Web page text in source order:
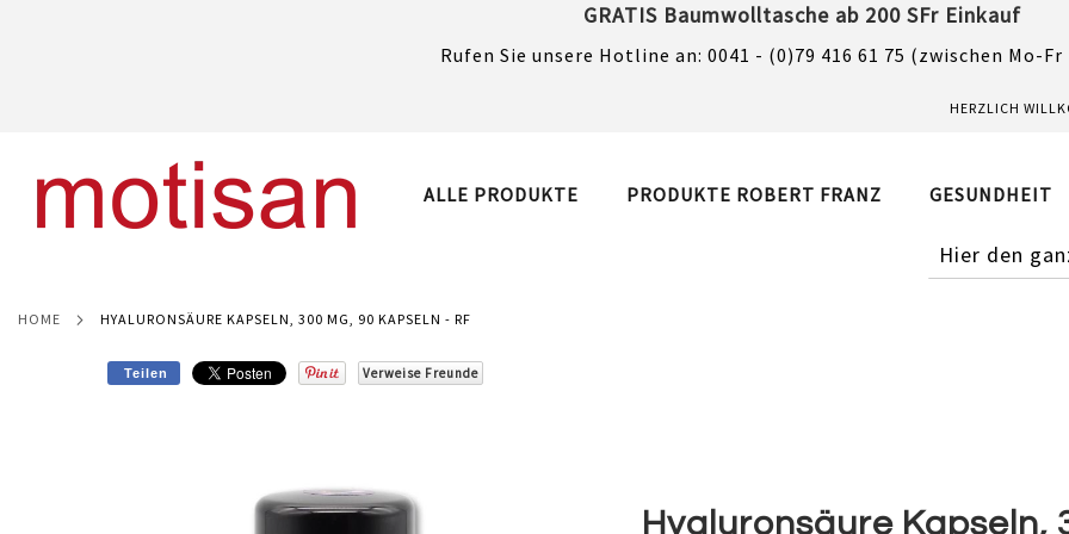
GRATIS Baumwolltasche ab 200 SFr Einkauf
Rufen Sie unsere Hotline an: 0041 - (0)79 416 61 75 (zwischen Mo-Fr
HERZLICH
ALLE PRODUKTE PRODUKTE ROBERT FRANZ GESUNDHEIT
SUCHE
HOME HYALURONSÄURE KAPSELN, 300 MG, 90 KAPSELN - RF
Teilen Verweise Freunde
Hyaluronsäure Kapseln,